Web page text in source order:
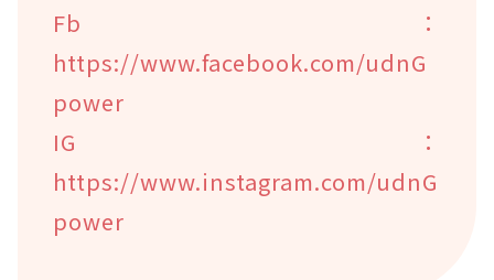
Fb：
https://www.facebook.com/udnG
power
IG：
https://www.instagram.com/udnG
power